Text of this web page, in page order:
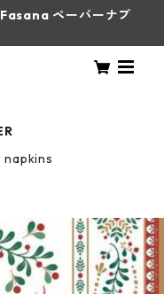
ペーパーナプ
napkins